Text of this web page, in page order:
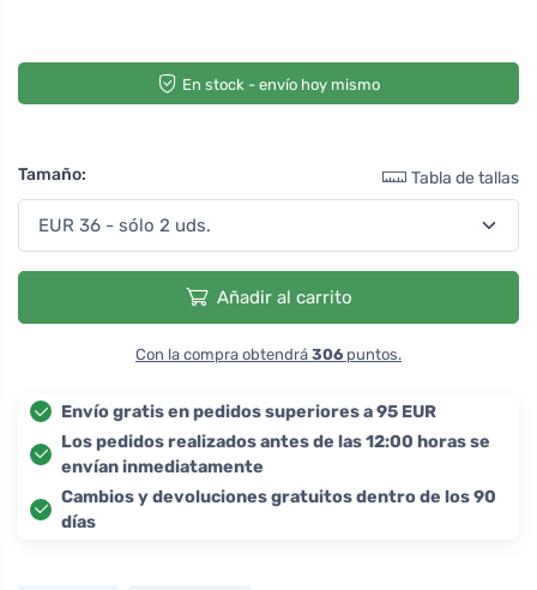
En stock - envío hoy mismo
Tamaño: Tabla de tallas
Añadir al carrito
Con la compra obtendrá 306 puntos.
Envío gratis en pedidos superiores a 95 EUR
Los pedidos realizados antes de las 12:00 horas se
envían inmediatamente
Cambios y devoluciones gratuitos dentro de los 90
días